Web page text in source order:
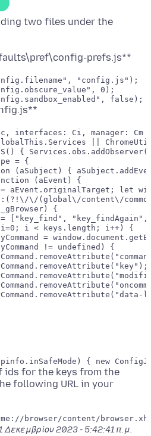
two files under the
prefs.js**
0);
interfaces: Ci, manager: Cm
||
{
= {
(aSubject) {
(aEvent) {
aEvent.originalTarget; let
\/(global\/content\/
{
["key_find",
i < keys.length; i++) {
=
!= undefined) {
ids for the keys from the
following URL in your
Δεκεμβρίου 2023 - 5:42:41 π.μ.